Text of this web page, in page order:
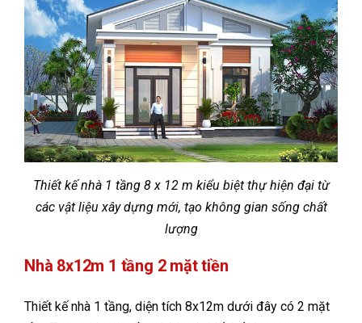
Thiết kế nhà 1 tầng 8 x 12 m kiểu biệt thự hiện đại từ
các vật liệu xây dựng mới, tạo không gian sống chất
lượng
Nhà 8x12m 1 tầng 2 mặt tiền
Thiết kế nhà 1 tầng, diện tích 8x12m dưới đây có 2 mặt